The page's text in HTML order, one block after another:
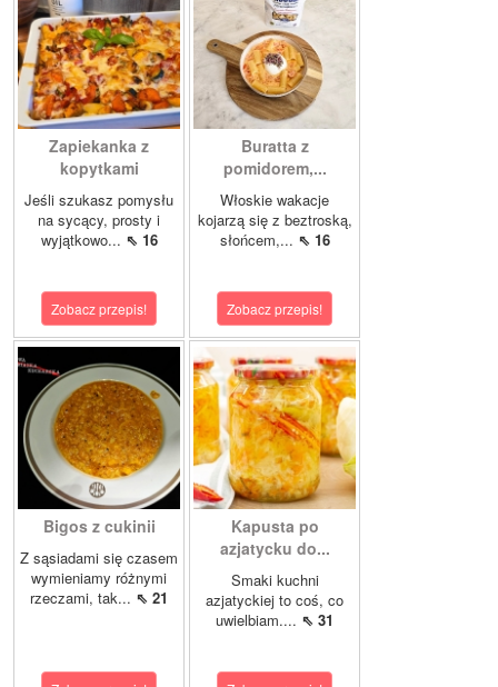
Zapiekanka z
kopytkami
Jeśli szukasz pomysłu
na sycący, prosty i
wyjątkowo... ⇖ 16
Zobacz przepis!
Buratta z
pomidorem,...
Włoskie wakacje
kojarzą się z beztroską,
słońcem,... ⇖ 16
Zobacz przepis!
Bigos z cukinii
Z sąsiadami się czasem
wymieniamy różnymi
rzeczami, tak... ⇖ 21
Kapusta po
azjatycku do...
Smaki kuchni
azjatyckiej to coś, co
uwielbiam.... ⇖ 31